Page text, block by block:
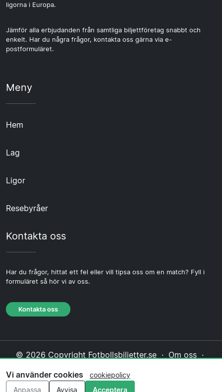
ligorna i Europa.
Jämför alla erbjudanden från samtliga biljettföretag snabbt och
enkelt. Har du några frågor, kontakta oss gärna via e-
postformuläret.
Meny
Hem
Lag
Ligor
Resebyråer
Kontakta oss
Har du frågor, hittat ett fel eller vill tipsa oss om en match? Fyll i
formuläret så hör vi av oss.
Kontakta oss
© 2026 Copyright Fotbollsbiljetter.se · Om oss ·
Redaktionell policy
Vi använder cookies
cookiepolicy
Anpassa
Avvisa Acceptera